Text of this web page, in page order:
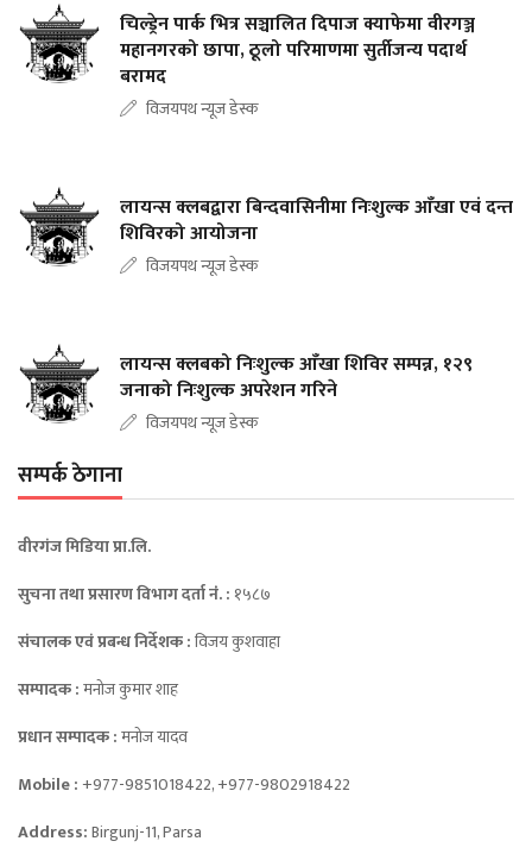
चिल्ड्रेन पार्क भित्र सञ्चालित दिपाज क्याफेमा वीरगञ्ज
महानगरको छापा, ठूलो परिमाणमा सुर्तीजन्य पदार्थ
बरामद
विजयपथ न्यूज डेस्क
लायन्स क्लबद्वारा बिन्दवासिनीमा निःशुल्क आँखा एवं दन्त
शिविरको आयोजना
विजयपथ न्यूज डेस्क
लायन्स क्लबको निःशुल्क आँखा शिविर सम्पन्न, १२९
जनाको निःशुल्क अपरेशन गरिने
विजयपथ न्यूज डेस्क
सम्पर्क ठेगाना
वीरगंज मिडिया प्रा.लि.
सुचना तथा प्रसारण विभाग दर्ता नंं. : १५८७
संचालक एवं प्रबन्ध निर्देशक :विजय कुशवाहा
सम्पादक :मनोज कुमार शाह
प्रधान सम्पादक :मनोज यादव
Mobile :+977-9851018422, +977-9802918422
Address:Birgunj-11, Parsa